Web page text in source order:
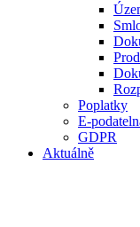
Poplatky
E-
GDPR
Aktuálně